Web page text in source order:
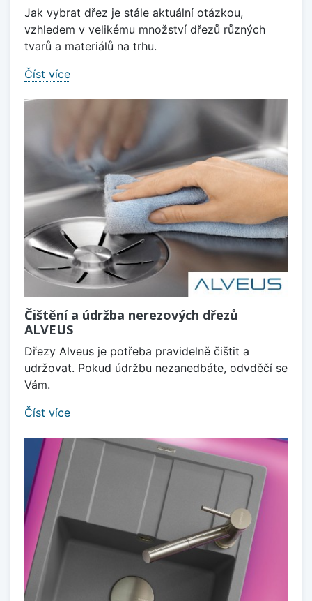
Jak vybrat dřez je stále aktuální otázkou,
vzhledem v velikému množství dřezů různých
tvarů a materiálů na trhu.
Číst více
Čištění a údržba nerezových dřezů
ALVEUS
Dřezy Alveus je potřeba pravidelně čištit a
udržovat. Pokud údržbu nezanedbáte, odvděčí se
Vám.
Číst více